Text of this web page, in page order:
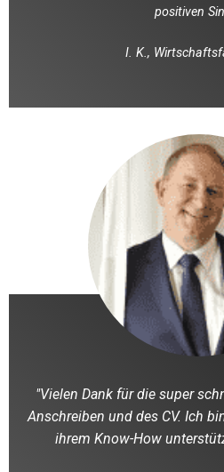
positiven
I. K.,
"Vielen Dank für die super
Anschreiben und des CV. Ich
ihrem Know-How